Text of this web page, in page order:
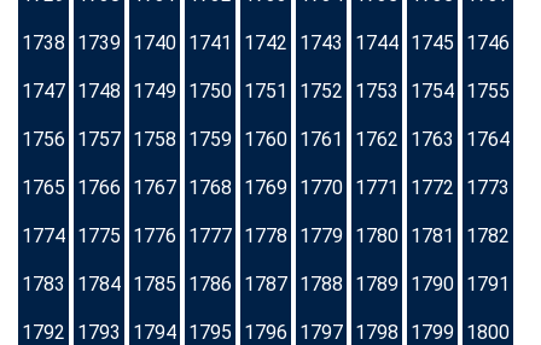
1738 1739 1740 1741 1742 1743 1744 1745 1746
1747 1748 1749 1750 1751 1752 1753 1754 1755
1756 1757 1758 1759 1760 1761 1762 1763 1764
1765 1766 1767 1768 1769 1770 1771 1772 1773
1774 1775 1776 1777 1778 1779 1780 1781 1782
1783 1784 1785 1786 1787 1788 1789 1790 1791
1792 1793 1794 1795 1796 1797 1798 1799 1800